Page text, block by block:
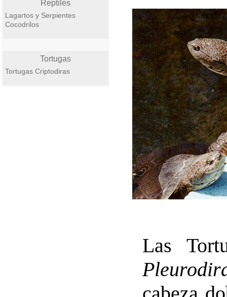
Reptiles
Lagartos y Serpientes
Cocodrilos
Tortugas
Tortugas Criptodiras
Las